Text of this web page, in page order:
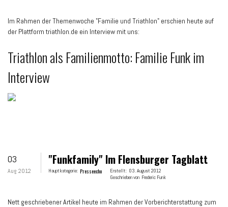
Im Rahmen der Themenwoche "Familie und Triathlon" erschien heute auf
der Plattform triathlon.de ein Interview mit uns:
Triathlon als Familienmotto: Familie Funk im
Interview
03
Aug 2012
"funkfamily" Im Flensburger Tagblatt
Hauptkategorie: Presseecho Erstellt: 03. August 2012
Geschrieben von Frederic Funk
Nett geschriebener Artikel heute im Rahmen der Vorberichterstattung zum